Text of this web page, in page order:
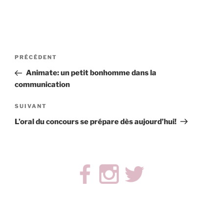
Navigation
l’article
Article
précédent
PRÉCÉDENT
Animate: un petit bonhomme dans la
communication
Article
suivant
SUIVANT
L’oral du concours se prépare dès aujourd’hui!